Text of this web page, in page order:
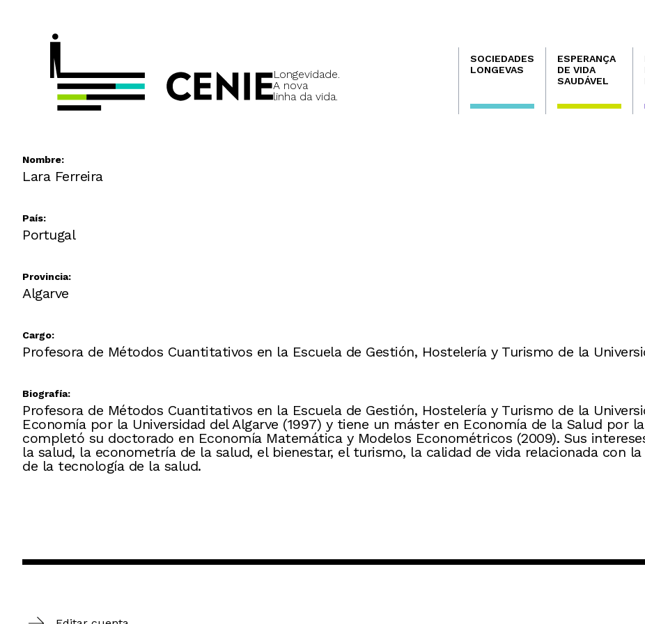
Longevidade.
A nova
linha da vida.
Navegación
principal
SOCIEDADES
LONGEVAS
ESPERANÇA
DE VIDA
SAUDÁVEL
Nombre:
Lara Ferreira
País:
Portugal
Provincia:
Algarve
Cargo:
Profesora de Métodos Cuantitativos en la Escuela de Gestión, Hostelería y Turismo de la
Biografía:
Profesora de Métodos Cuantitativos en la Escuela de Gestión, Hostelería y Turismo de la
Economía por la Universidad del Algarve (1997) y tiene un máster en Economía de la Salud por
completó su doctorado en Economía Matemática y Modelos Econométricos (2009). Sus
la salud, la econometría de la salud, el bienestar, el turismo, la calidad de vida relacionada con
de la tecnología de la salud.